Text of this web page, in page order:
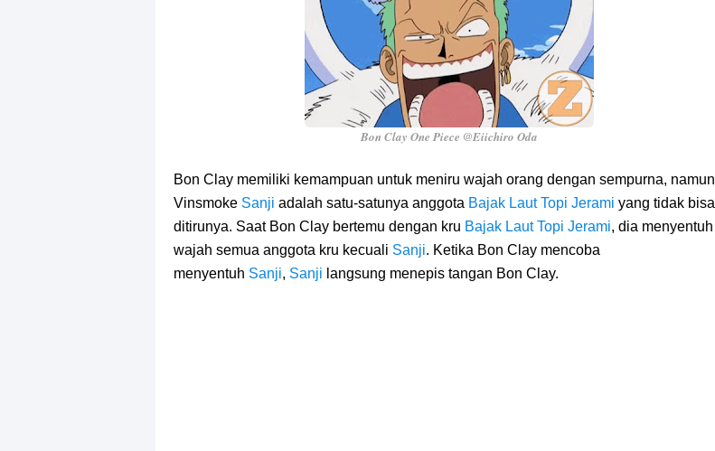
7 Fakta Brook One Piece, Mantan Kapten Yang Poster Bountynya Poster Konser
Resep Martabak Manis, Cemilan Enak Yang Memiliki Nama Lain Terang Bulan
Bon Clay One Piece @Eiichiro Oda
Bon Clay memiliki kemampuan untuk meniru wajah orang dengan sempurna, namun
Vinsmoke Sanji adalah satu-satunya anggota Bajak Laut Topi Jerami yang tidak bisa
ditirunya. Saat Bon Clay bertemu dengan kru Bajak Laut Topi Jerami, dia menyentuh
wajah semua anggota kru kecuali Sanji. Ketika Bon Clay mencoba
menyentuh Sanji, Sanji langsung menepis tangan Bon Clay.